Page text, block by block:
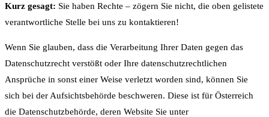
Kurz gesagt: Sie haben Rechte – zögern Sie nicht, die oben gelistete
verantwortliche Stelle bei uns zu kontaktieren!
Wenn Sie glauben, dass die Verarbeitung Ihrer Daten gegen das
Datenschutzrecht verstößt oder Ihre datenschutzrechtlichen
Ansprüche in sonst einer Weise verletzt worden sind, können Sie
sich bei der Aufsichtsbehörde beschweren. Diese ist für Österreich
die Datenschutzbehörde, deren Website Sie unter